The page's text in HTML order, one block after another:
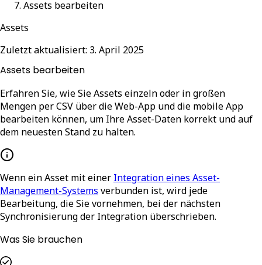
Assets bearbeiten
Assets
Zuletzt aktualisiert: 3. April 2025
Assets bearbeiten
Erfahren Sie, wie Sie Assets einzeln oder in großen
Mengen per CSV über die Web-App und die mobile App
bearbeiten können, um Ihre Asset-Daten korrekt und auf
dem neuesten Stand zu halten.
Wenn ein Asset mit einer Integration eines Asset-
Management-Systems verbunden ist, wird jede
Bearbeitung, die Sie vornehmen, bei der nächsten
Synchronisierung der Integration überschrieben.
Was Sie brauchen